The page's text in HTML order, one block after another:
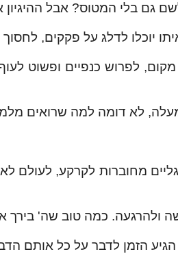
גם בלי המטוס? אבל ההיגיון
יוכלו לדלג על פקקים, לחסוך
לפרוש כנפיים ופשוט
לא דומה למה שרואים
מחוברות לקרקע, לעולם
ולהרגעה. כמה טוב שה' בירך
הזמן לדבר על כל אותם